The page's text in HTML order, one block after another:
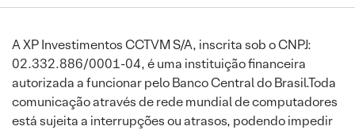
A XP Investimentos CCTVM S/A, inscrita sob o CNPJ:
02.332.886/0001-04, é uma instituição financeira
autorizada a funcionar pelo Banco Central do Brasil.Toda
comunicação através de rede mundial de computadores
está sujeita a interrupções ou atrasos, podendo impedir